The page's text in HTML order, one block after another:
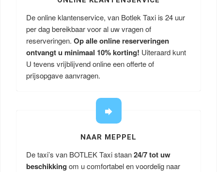
De online klantenservice, van Botlek Taxi is 24 uur
per dag bereikbaar voor al uw vragen of
reserveringen. Op alle online reserveringen
ontvangt u minimaal 10% korting! Uiteraard kunt
U tevens vrijblijvend online een offerte of
prijsopgave aanvragen.
NAAR MEPPEL
De taxi’s van BOTLEK Taxi staan24/7 tot uw
beschikking om u comfortabel en voordelig naar